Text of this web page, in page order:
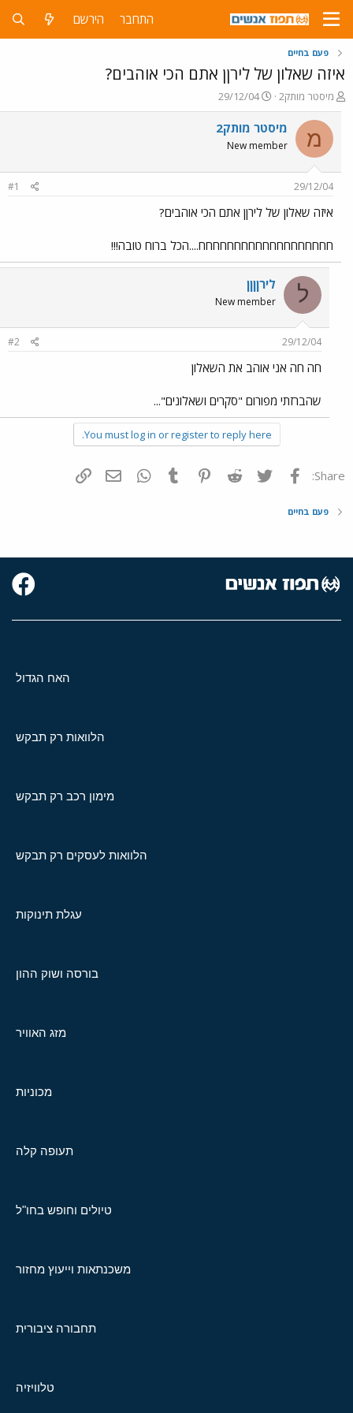
התחבר הירשם
פעם בחיים
איזה שאלון של לירןן אתם הכי אוהבים?
פ
ו
ת
ח
ה
ש
א
מיסטר מותק2
פ
ו
ר
ם
ר
29/12/04
מ מיסטר מותק2
New member
29/12/04
#1
איזה שאלון של לירןן אתם הכי אוהבים?
חחחחחחחחחחחחחחחחחחח....הכל ברוח טובה!!!
ל לירןןןן
New member
29/12/04
#2
חה חה אני אוהב את השאלון
שהברזתי מפורום "סקרים ושאלונים"...
You must log in or register to reply here.
Share: פייסבוק Twitter
Reddit
Pinterest
Tumblr
WhatsAppדואר אלקטרוני
פעם בחיים
האח הגדול
הלוואות רק תבקש
מימון רכב רק תבקש
הלוואות לעסקים רק תבקש
עגלת תינוקות
בורסה ושוק ההון
מזג האוויר
מכוניות
תעופה קלה
טיולים וחופש בחו"ל
משכנתאות וייעוץ מחזור
תחבורה ציבורית
טלוויזיה